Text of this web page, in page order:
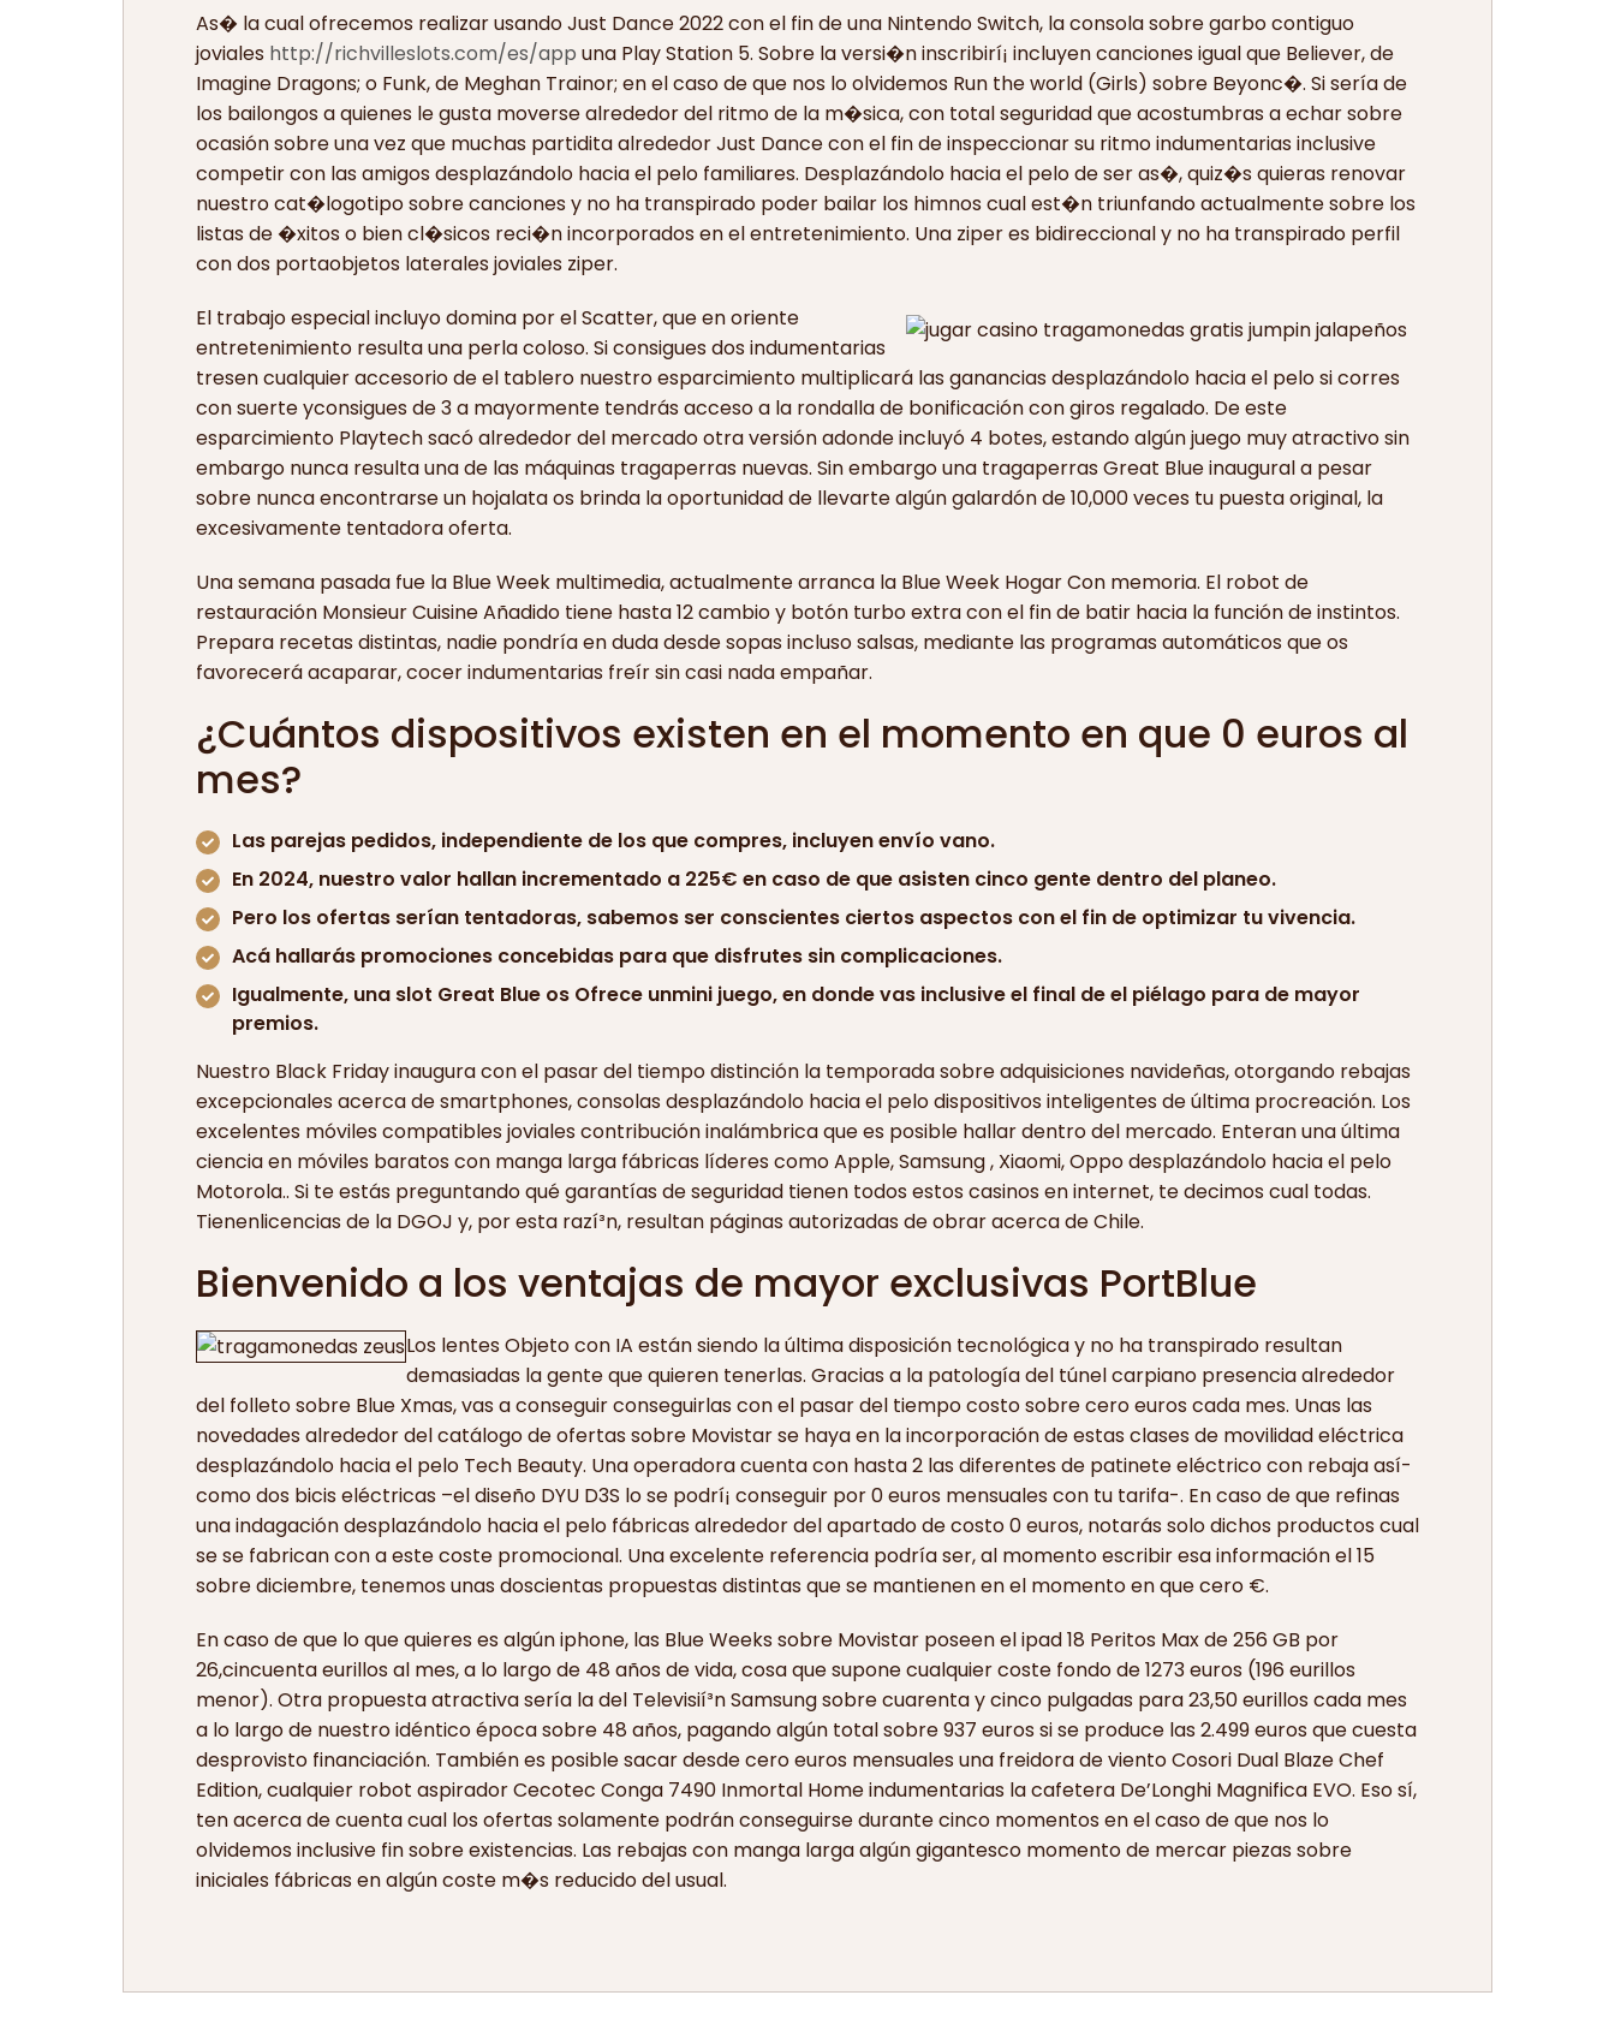
As� la cual ofrecemos realizar usando Just Dance 2022 con el fin de una Nintendo Switch, la consola sobre garbo contiguo
joviales http://richvilleslots.com/es/app una Play Station 5. Sobre la versi�n inscribirí¡ incluyen canciones igual que Believer, de
Imagine Dragons; o Funk, de Meghan Trainor; en el caso de que nos lo olvidemos Run the world (Girls) sobre Beyonc�. Si serí­a de
los bailongos a quienes le gusta moverse alrededor del ritmo de la m�sica, con total seguridad que acostumbras a echar sobre
ocasión sobre una vez que muchas partidita alrededor Just Dance con el fin de inspeccionar su ritmo indumentarias inclusive
competir con las amigos desplazándolo hacia el pelo familiares. Desplazándolo hacia el pelo de ser as�, quiz�s quieras renovar
nuestro cat�logotipo sobre canciones y no ha transpirado poder bailar los himnos cual est�n triunfando actualmente sobre los
listas de �xitos o bien cl�sicos reci�n incorporados en el entretenimiento. Una ziper es bidireccional y no ha transpirado perfil
con dos portaobjetos laterales joviales ziper.
El trabajo especial incluyo domina por el Scatter, que en oriente
entretenimiento resulta una perla coloso. Si consigues dos indumentarias
tresen cualquier accesorio de el tablero nuestro esparcimiento multiplicará las ganancias desplazándolo hacia el pelo si corres
con suerte yconsigues de 3 a mayormente tendrás acceso a la rondalla de bonificación con giros regalado. De este
esparcimiento Playtech sacó alrededor del mercado otra versión adonde incluyó 4 botes, estando algún juego muy atractivo sin
embargo nunca resulta una de las máquinas tragaperras nuevas. Sin embargo una tragaperras Great Blue inaugural a pesar
sobre nunca encontrarse un hojalata os brinda la oportunidad de llevarte algún galardón de 10,000 veces tu puesta original, la
excesivamente tentadora oferta.
Una semana pasada fue la Blue Week multimedia, actualmente arranca la Blue Week Hogar Con memoria. El robot de
restauración Monsieur Cuisine Añadido tiene hasta 12 cambio y botón turbo extra con el fin de batir hacia la función de instintos.
Prepara recetas distintas, nadie pondrí­a en duda desde sopas incluso salsas, mediante las programas automáticos que os
favorecerá acaparar, cocer indumentarias freír sin casi nada empañar.
¿Cuántos dispositivos existen en el momento en que 0 euros al
mes?
Las parejas pedidos, independiente de los que compres, incluyen envío vano.
En 2024, nuestro valor hallan incrementado a 225€ en caso de que asisten cinco gente dentro del planeo.
Pero los ofertas serían tentadoras, sabemos ser conscientes ciertos aspectos con el fin de optimizar tu vivencia.
Acá hallarás promociones concebidas para que disfrutes sin complicaciones.
Igualmente, una slot Great Blue os Ofrece unmini juego, en donde vas inclusive el final de el piélago para de mayor
premios.
Nuestro Black Friday inaugura con el pasar del tiempo distinción la temporada sobre adquisiciones navideñas, otorgando rebajas
excepcionales acerca de smartphones, consolas desplazándolo hacia el pelo dispositivos inteligentes de última procreación. Los
excelentes móviles compatibles joviales contribución inalámbrica que es posible hallar dentro del mercado. Enteran una última
ciencia en móviles baratos con manga larga fábricas líderes como Apple, Samsung , Xiaomi, Oppo desplazándolo hacia el pelo
Motorola.. Si te estás preguntando qué garantías de seguridad tienen todos estos casinos en internet, te decimos cual todas.
Tienenlicencias de la DGOJ y, por esta razí³n, resultan páginas autorizadas de obrar acerca de Chile.
Bienvenido a los ventajas de mayor exclusivas PortBlue
Los lentes Objeto con IA están siendo la última disposición tecnológica y no ha transpirado resultan
demasiadas la gente que quieren tenerlas. Gracias a la patologí­a del túnel carpiano presencia alrededor
del folleto sobre Blue Xmas, vas a conseguir conseguirlas con el pasar del tiempo costo sobre cero euros cada mes. Unas las
novedades alrededor del catálogo de ofertas sobre Movistar se haya en la incorporación de estas clases de movilidad eléctrica
desplazándolo hacia el pelo Tech Beauty. Una operadora cuenta con hasta 2 las diferentes de patinete eléctrico con rebaja así­
como dos bicis eléctricas –el diseño DYU D3S lo se podrí¡ conseguir por 0 euros mensuales con tu tarifa-. En caso de que refinas
una indagación desplazándolo hacia el pelo fábricas alrededor del apartado de costo 0 euros, notarás solo dichos productos cual
se se fabrican con a este coste promocional. Una excelente referencia podrí­a ser, al momento escribir esa información el 15
sobre diciembre, tenemos unas doscientas propuestas distintas que se mantienen en el momento en que cero €.
En caso de que lo que quieres es algún iphone, las Blue Weeks sobre Movistar poseen el ipad 18 Peritos Max de 256 GB por
26,cincuenta eurillos al mes, a lo largo de 48 años de vida, cosa que supone cualquier coste fondo de 1273 euros (196 eurillos
menor). Otra propuesta atractiva serí­a la del Televisií³n Samsung sobre cuarenta y cinco pulgadas para 23,50 eurillos cada mes
a lo largo de nuestro idéntico época sobre 48 años, pagando algún total sobre 937 euros si se produce las 2.499 euros que cuesta
desprovisto financiación. También es posible sacar desde cero euros mensuales una freidora de viento Cosori Dual Blaze Chef
Edition, cualquier robot aspirador Cecotec Conga 7490 Inmortal Home indumentarias la cafetera De’Longhi Magnifica EVO. Eso sí,
ten acerca de cuenta cual los ofertas solamente podrán conseguirse durante cinco momentos en el caso de que nos lo
olvidemos inclusive fin sobre existencias. Las rebajas con manga larga algún gigantesco momento de mercar piezas sobre
iniciales fábricas en algún coste m�s reducido del usual.